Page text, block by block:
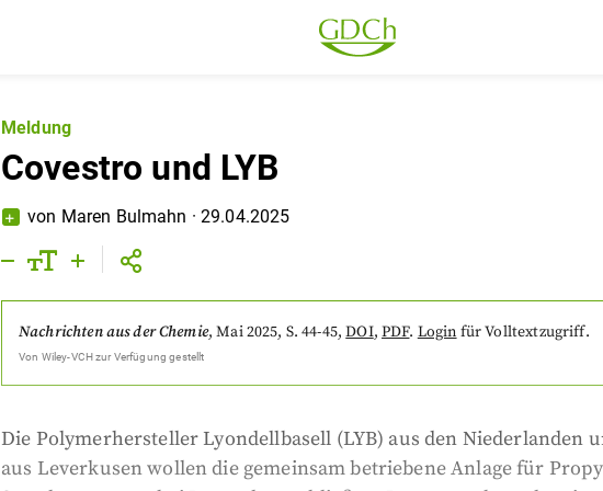
Meldung
Covestro und LYB
von Maren Bulmahn ·29.04.2025
Nachrichten aus der Chemie,Mai 2025, S. 44-45,DOI,PDF. Login für Volltextzugriff.
Von Wiley-VCHzur Verfügung gestellt
Die Polymerhersteller Lyondellbasell (LYB) aus den Niederlanden
aus Leverkusen wollen die gemeinsam betriebene Anlage für